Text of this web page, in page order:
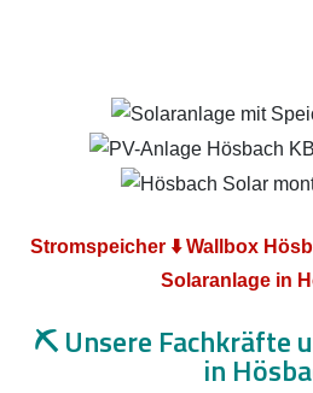
Stromspeicher ⬇️ Wallbox
Solaranlage in
⛏️Unsere Fachkräfte
in